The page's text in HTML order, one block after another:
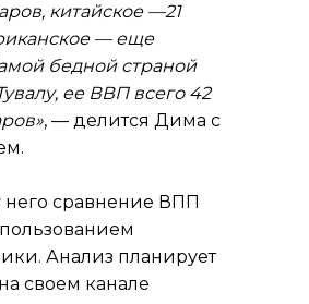
китайское —21
— еще
бедной страной
ее ВВП всего 42
, — делится Дима с
него сравнение ВПП
Анализ планирует
своем канале